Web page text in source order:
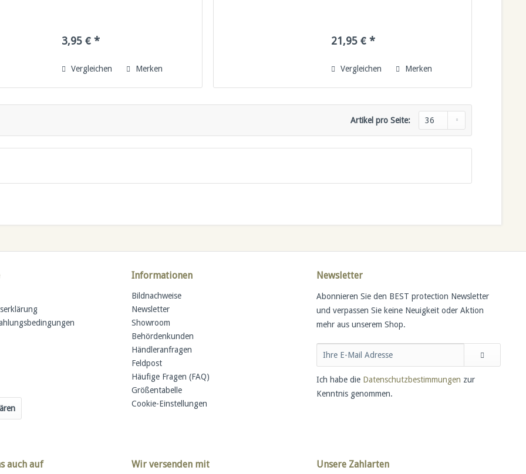
3,95 € *
Vergleichen Merken
21,95 € *
Vergleichen Merken
Artikel pro Seite:
Informationen
Bildnachweise
Newsletter
Showroom
Behördenkunden
Händleranfragen
Feldpost
Häufige Fragen (FAQ)
Größentabelle
Cookie-Einstellungen
Newsletter
Abonnieren Sie den BEST protection Newsletter
und verpassen Sie keine Neuigkeit oder Aktion
mehr aus unserem Shop.
Ich habe die Datenschutzbestimmungen zur
Kenntnis genommen.
auch auf Wir versenden mit Unsere Zahlarten